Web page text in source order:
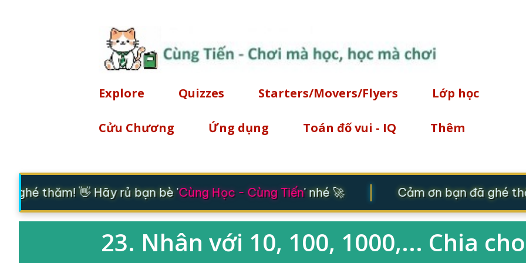
Explore Quizzes Starters/Movers/Flyers Lớp học
Cửu Chương Ứng dụng Toán đố vui - IQ Thêm
ghé thăm! 👋 Hãy rủ bạn bè 'Cùng Học - Cùng Tiến' nhé 🚀 Cảm ơn bạn đã ghé
23. Nhân với 10, 100, 1000,... Chia